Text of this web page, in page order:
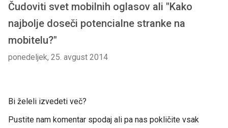
Čudoviti svet mobilnih oglasov ali "Kako
najbolje doseči potencialne stranke na
mobitelu?"
ponedeljek, 25. avgust 2014
Bi želeli izvedeti več?
Pustite nam komentar spodaj ali pa nas pokličite vsak